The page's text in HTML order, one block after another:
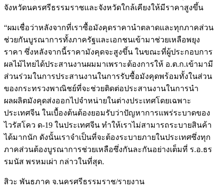
จังหวัดนครศรีธรรมราชและจังหวัดใกล้เคียงให้มีราคาสูงขึ้น
“ผมเชื่อว่าหลังจากที่เราซื้อมังคุดราคานำตลาดและทุกภาคส่วน
ช่วยกันบูรณาการทั้งภาครัฐและเอกชนเข้ามาช่วยเหลือพยุง
ราคา ซึ่งหลังจากนี้ราคามังคุดจะสูงขึ้น ในขณะที่ผู้ประกอบการ
ผลไม้ไทยได้ประสานงานผมมาเพราะต้องการให้ อ.ต.ก.เข้ามามี
ส่วนร่วมในการประสานงานในการรับซื้อมังคุดพร้อมทั้งในส่วน
ของกระทรวงพาณิชย์ที่จะช่วยติดต่อประสานงานในการนำ
ผลผลิตมังคุดส่งออกไปจำหน่ายในต่างประเทศโดยเฉพาะ
ประเทศจีน ในเบื้องต้นต้องยอมรับว่าปัญหาการแพร่ระบาดของ
ไวรัสโคว ด-19 ในประเทศจีน ทำให้เราไม่สามารถระบายสินค้า
ได้มากนัก ดังนั้นเราจำเป็นที่จะต้องระบายภายในประเทศซึ่งทุก
ภาคส่วนต้องบูรณาการช่วยเหลือซึ่งกันละกันอย่างเต็มที่ ร.อ.ธร
รมนัส พรหมเผ่า กล่าวในที่สุด.
สิวะ พันธภาค จ.นครศรีธรรมราช/รายงาน